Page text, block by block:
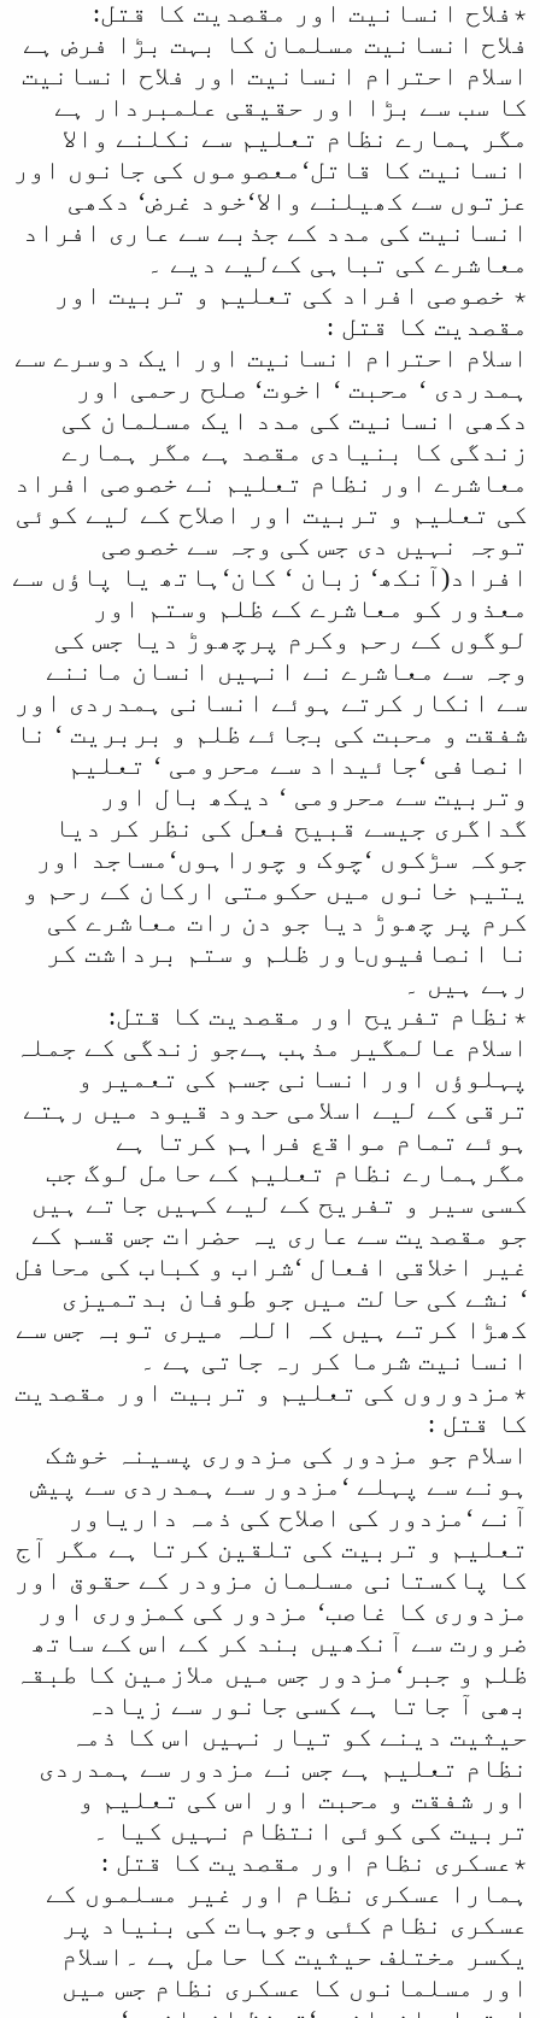
٭فلاح انسانیت اور مقصدیت کا قتل:
فلاح انسانیت مسلمان کا بہت بڑا فرض ہے
اسلام احترام انسانیت اور فلاح انسانیت
کا سب سے بڑا اور حقیقی علمبردار ہے
مگر ہمارے نظام تعلیم سے نکلنے والا
انسانیت کا قاتل‘معصوموں کی جانوں اور
عزتوں سے کھیلنے والا‘خود غرض‘ دکھی
انسانیت کی مدد کے جذبے سے عاری افراد
معاشرے کی تباہی کےلیے دیے ۔
٭ خصوصی افراد کی تعلیم و تربیت اور
مقصدیت کا قتل :
اسلام احترام انسانیت اور ایک دوسرے سے
ہمدردی ‘ محبت ‘ اخوت‘ صلح رحمی اور
دکھی انسانیت کی مدد ایک مسلمان کی
زندگی کا بنیادی مقصد ہے مگر ہمارے
معاشرے اور نظام تعلیم نے خصوصی افراد
کی تعلیم و تربیت اور اصلاح کے لیے کوئی
توجہ نہیں دی جس کی وجہ سے خصوصی
افراد(آنکھ‘ زبان ‘ کان‘ہاتھ یا پاؤں سے
معذور کو معاشرے کے ظلم وستم اور
لوگوں کے رحم وکرم پرچھوڑ دیا جس کی
وجہ سے معاشرے نے انہیں انسان ماننے
سے انکار کرتے ہوئے انسانی ہمدردی اور
شفقت و محبت کی بجائے ظلم و بربریت ‘ نا
انصافی ‘جائیداد سے محرومی ‘ تعلیم
وتربیت سے محرومی ‘ دیکھ بال اور
گداگری جیسے قبیح فعل کی نظر کر دیا
جوکہ سڑکوں ‘چوک و چوراہوں‘مساجد اور
یتیم خانوں میں حکومتی ارکان کے رحم و
کرم پر چھوڑ دیا جو دن رات معاشرے کی
نا انصافیوںاور ظلم و ستم برداشت کر
رہے ہیں ۔
٭نظام تفریح اور مقصدیت کا قتل:
اسلام عالمگیر مذہب ہےجو زندگی کے جملہ
پہلوؤں اور انسانی جسم کی تعمیر و
ترقی کے لیے اسلامی حدود قیود میں رہتے
ہوئے تمام مواقع فراہم کرتا ہے
مگرہمارے نظام تعلیم کے حامل لوگ جب
کسی سیر و تفریح کے لیے کہیں جاتے ہیں
جو مقصدیت سے عاری یہ حضرات جس قسم کے
غیر اخلاقی افعال ‘شراب و کباب کی محافل
‘ نشے کی حالت میں جو طوفان بدتمیزی
کھڑا کرتے ہیں کہ اللہ میری توبہ جس سے
انسانیت شرما کر رہ جاتی ہے ۔
٭مزدوروں کی تعلیم و تربیت اور مقصدیت
کا قتل :
اسلام جو مزدور کی مزدوری پسینہ خوشک
ہونے سے پہلے ‘مزدور سے ہمدردی سے پیش
آنے ‘مزدور کی اصلاح کی ذمہ داریاور
تعلیم و تربیت کی تلقین کرتا ہے مگر آج
کا پاکستانی مسلمان مزودر کے حقوق اور
مزدوری کا غاصب‘ مزدور کی کمزوری اور
ضرورت سے آنکھیں بند کر کے اس کے ساتھ
ظلم و جبر‘مزدور جس میں ملازمین کا طبقہ
بھی آ جاتا ہے کسی جانور سے زیادہ
حیثیت دینے کو تیار نہیں اس کا ذمہ
نظام تعلیم ہے جس نے مزدور سے ہمدردی
اور شفقت و محبت اور اس کی تعلیم و
تربیت کی کوئی انتظام نہیں کیا ۔
٭عسکری نظام اور مقصدیت کا قتل :
ہمارا عسکری نظام اور غیر مسلموں کے
عسکری نظام کئی وجوہات کی بنیاد پر
یکسر مختلف حیثیت کا حامل ہے ۔اسلام
اور مسلمانوں کا عسکری نظام جس میں